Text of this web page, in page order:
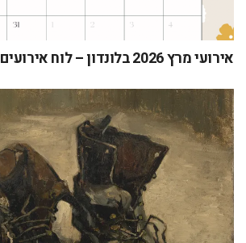
אירועי מרץ 2026 בלונדון – לוח אירועים מלא ותאריכים